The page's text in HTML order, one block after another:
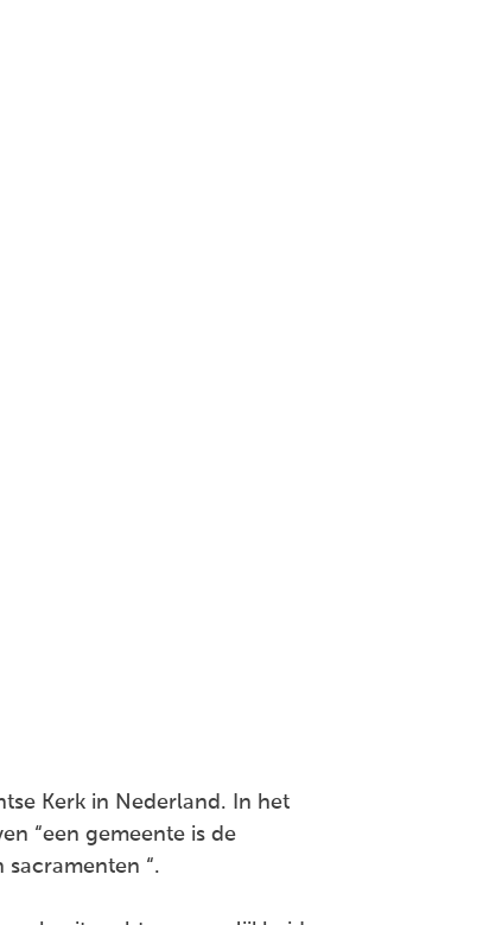
Kerk in Nederland. In het
“een gemeente is de
“.